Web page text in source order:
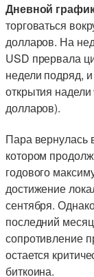
Дневной
торговаться
долларов. На
USD прервала
недели подряд,
открытия
долларов).
Пара вернулась
котором
годового
достижение
сентября.
последний
сопротивление
остается
биткоина.